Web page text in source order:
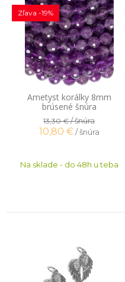
Ametyst korálky 8mm
brúsené šnúra
Zľava -19%
13,30 €/ šnúra
10,80 € / šnúra
Na sklade - do 48h u teba